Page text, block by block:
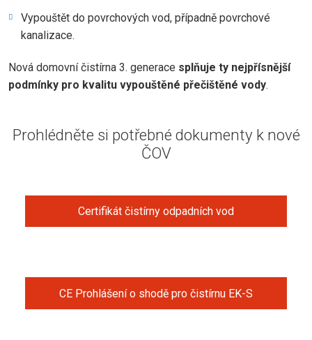
Vypouštět do povrchových vod, případně povrchové
kanalizace.
Nová domovní čistírna 3. generace splňuje ty nejpřísnější
podmínky pro kvalitu vypouštěné přečištěné vody.
Prohlédněte si potřebné dokumenty k nové
ČOV
Certifikát čistírny odpadních vod
CE Prohlášení o shodě pro čistírnu EK-S